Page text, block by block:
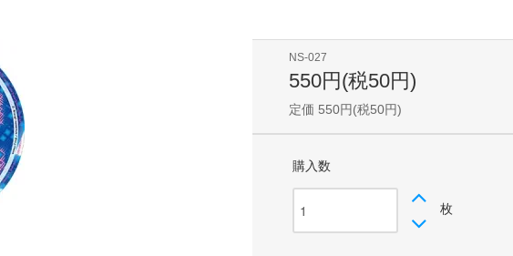
NS-027
550円(税50円)
定価 550円(税50円)
購入数
枚